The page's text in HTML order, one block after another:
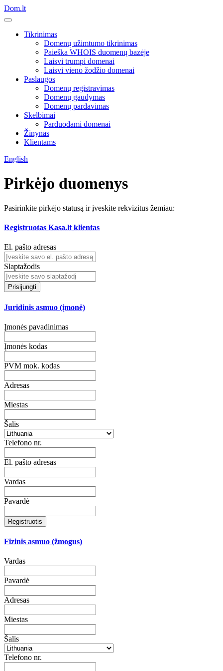
Dom.lt
Tikrinimas
Domenų užimtumo tikrinimas
Paieška WHOIS duomenų bazėje
Laisvi trumpi domenai
Laisvi vieno žodžio domenai
Paslaugos
Domenų registravimas
Domenų gaudymas
Domenų pardavimas
Skelbimai
Parduodami domenai
Žinynas
Klientams
English
Pirkėjo duomenys
Pasirinkite pirkėjo statusą ir įveskite rekvizitus žemiau:
Registruotas Kasa.lt klientas
El. pašto adresas
Slaptažodis
Prisijungti
Juridinis asmuo (įmonė)
Įmonės pavadinimas
Įmonės kodas
PVM mok. kodas
Adresas
Miestas
Šalis
Telefono nr.
El. pašto adresas
Vardas
Pavardė
Registruotis
Fizinis asmuo (žmogus)
Vardas
Pavardė
Adresas
Miestas
Šalis
Telefono nr.